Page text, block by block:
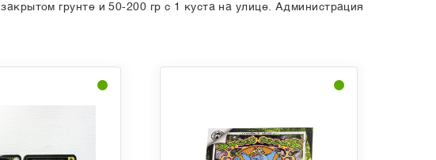
грунте и 50-200 гр с 1 куста на улице. Администрация